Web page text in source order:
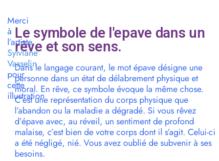
Le symbole de l'epave dans un
rêve et son sens.
Dans le langage courant, le mot épave désigne une
personne dans un état de délabrement physique et
moral. En rêve, ce symbole évoque la même chose.
C’est une représentation du corps physique que
l’abandon ou la maladie a dégradé. Si vous rêvez
d’épave avec, au réveil, un sentiment de profond
malaise, c’est bien de votre corps dont il s’agit. Celui-ci
a été négligé, nié. Vous avez oublié de subvenir à ses
besoins.
Merci
à
l’artiste
Sylviane
Vasselin
pour
cette
illustration